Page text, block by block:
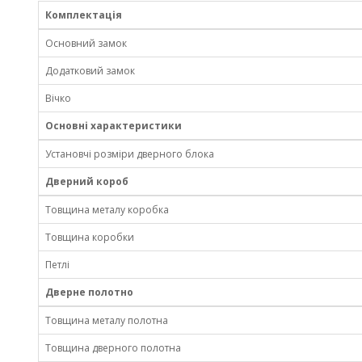
Комплектація
Основний замок
Додатковий замок
Вічко
Основні характеристики
Установчі розміри дверного блока
Дверний короб
Товщина металу коробка
Товщина коробки
Петлі
Дверне полотно
Товщина металу полотна
Товщина дверного полотна